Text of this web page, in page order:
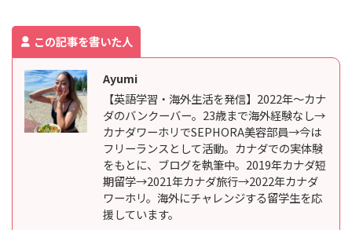
この記事を書いた人
Ayumi
【英語学習・海外生活を発信】2022年〜カナ
ダのバンクーバー。23歳まで海外経験なし→
カナダワーホリでSEPHORA美容部員→今は
フリーランスとして活動。カナダでの実体験
をもとに、ブログを執筆中。2019年カナダ短
期留学→2021年カナダ旅行→2022年カナダ
ワーホリ。海外にチャレンジする留学生を応
援しています。